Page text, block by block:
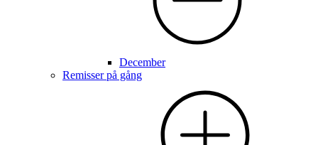
December
Remisser på gång